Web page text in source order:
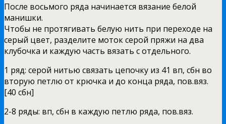
После восьмого ряда начинается вязание белой
манишки.
Чтобы не протягивать белую нить при переходе на
серый цвет, разделите моток серой пряжи на два
клубочка и каждую часть вязать с отдельного.
1 ряд: серой нитью связать цепочку из 41 вп, сбн во
вторую петлю от крючка и до конца ряда, пов.вяз.
[40 сбн]
2-8 ряды: вп, сбн в каждую петлю ряда, пов.вяз.